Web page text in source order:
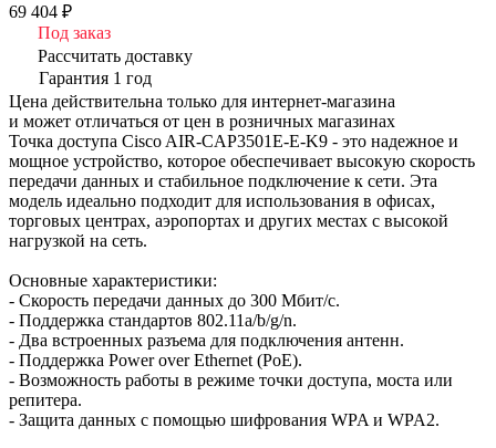
69 404 ₽
Под заказ
Рассчитать доставку
Гарантия 1 год
Цена действительна только для интернет-магазина
и может отличаться от цен в розничных магазинах
Точка доступа Cisco AIR-CAP3501E-E-K9 - это надежное и
мощное устройство, которое обеспечивает высокую скорость
передачи данных и стабильное подключение к сети. Эта
модель идеально подходит для использования в офисах,
торговых центрах, аэропортах и других местах с высокой
нагрузкой на сеть.
Основные характеристики:
- Скорость передачи данных до 300 Мбит/с.
- Поддержка стандартов 802.11a/b/g/n.
- Два встроенных разъема для подключения антенн.
- Поддержка Power over Ethernet (PoE).
- Возможность работы в режиме точки доступа, моста или
репитера.
- Защита данных с помощью шифрования WPA и WPA2.